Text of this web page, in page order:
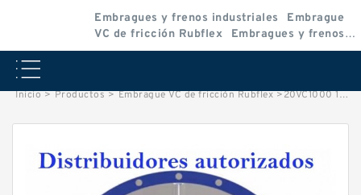
Embragues y frenos industriales
Embrague
VC de fricción Rubflex
Embragues y frenos
VC
Inicio > Productos > Embrague VC de fricción Rubflex >20VC1000 107603 Eaton Airflex Embragues y Frenos